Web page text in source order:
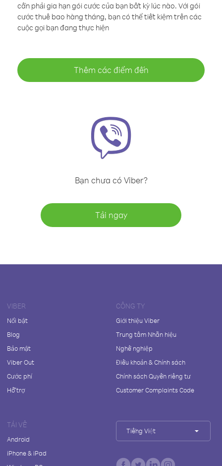
cần phải gia hạn gói cước của bạn bất kỳ lúc nào. Với gói
cước thuê bao hàng tháng, bạn có thể tiết kiệm trên các
cuộc gọi bạn đang thực hiện
Thêm các điểm đến
Bạn chưa có Viber?
Tải ngay
VIBER
Nổi bật
Blog
Bảo mật
Viber Out
Cước phí
Hỗ trợ
CÔNG TY
Giới thiệu Viber
Trung tâm Nhãn hiệu
Nghề nghiệp
Điều khoản & Chính sách
Chính sách Quyền riêng tư
Customer Complaints Code
TẢI VỀ
Android
iPhone & iPad
Tiếng Việt